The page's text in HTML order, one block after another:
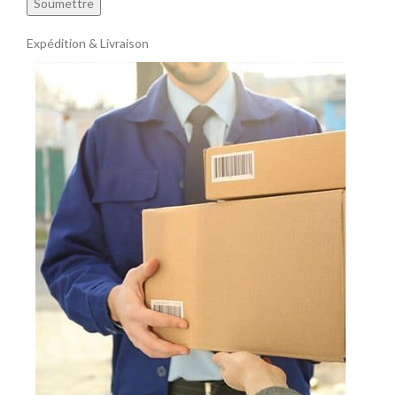
Expédition & Livraison